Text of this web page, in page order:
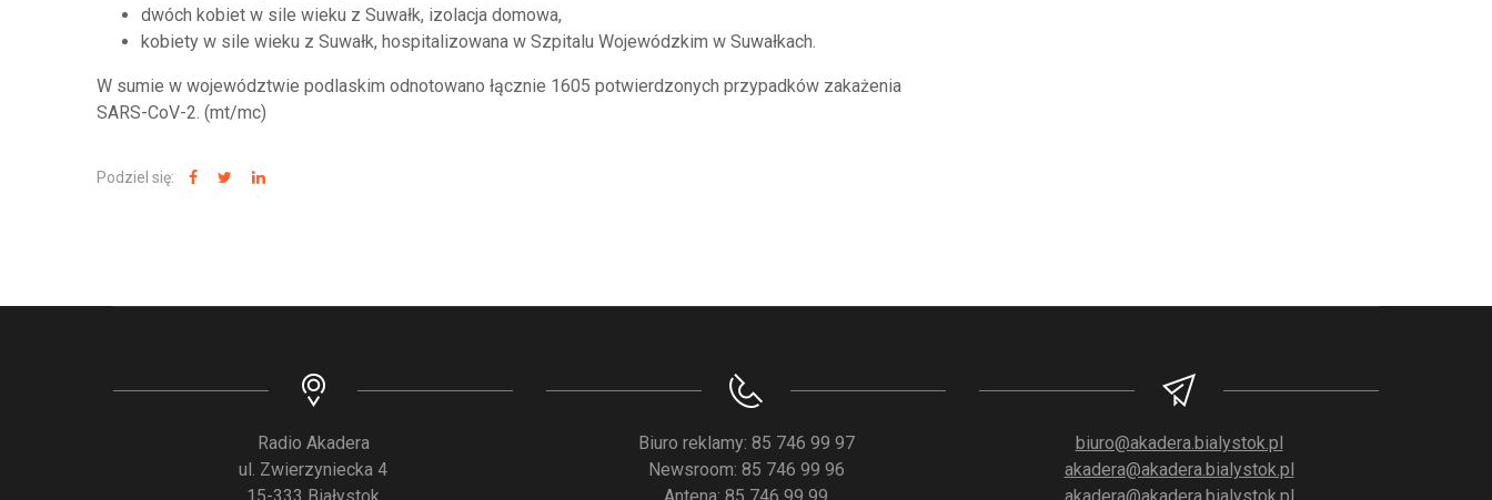
dwóch kobiet w sile wieku z Suwałk, izolacja domowa,
kobiety w sile wieku z Suwałk, hospitalizowana w Szpitalu Wojewódzkim w Suwałkach.
W sumie w województwie podlaskim odnotowano łącznie 1605 potwierdzonych przypadków zakażenia
SARS-CoV-2. (mt/mc)
Podziel się:
Radio Akadera
ul. Zwierzyniecka 4
Biuro reklamy: 85 746 99 97
Newsroom: 85 746 99 96
biuro@akadera.bialystok.pl
akadera@akadera.bialystok.pl